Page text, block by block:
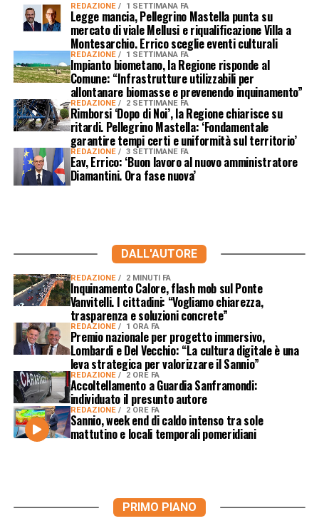
REDAZIONE 1 SETTIMANA FA
Legge mancia, Pellegrino Mastella punta su
mercato di viale Mellusi e riqualificazione Villa a
Montesarchio. Errico sceglie eventi culturali
REDAZIONE 1 SETTIMANA FA
Impianto biometano, la Regione risponde al
Comune: “Infrastrutture utilizzabili per
allontanare biomasse e prevenendo inquinamento”
REDAZIONE 2 SETTIMANE FA
Rimborsi ‘Dopo di Noi’, la Regione chiarisce su
ritardi. Pellegrino Mastella: ‘Fondamentale
garantire tempi certi e uniformità sul territorio’
REDAZIONE 3 SETTIMANE FA
Eav, Errico: ‘Buon lavoro al nuovo amministratore
Diamantini. Ora fase nuova’
DALL'AUTORE
REDAZIONE 2 MINUTI FA
Inquinamento Calore, flash mob sul Ponte
Vanvitelli. I cittadini: “Vogliamo chiarezza,
trasparenza e soluzioni concrete”
REDAZIONE 1 ORA FA
Premio nazionale per progetto immersivo,
Lombardi e Del Vecchio: “La cultura digitale è una
leva strategica per valorizzare il Sannio”
REDAZIONE 2 ORE FA
Accoltellamento a Guardia Sanframondi:
individuato il presunto autore
REDAZIONE 2 ORE FA
Sannio, week end di caldo intenso tra sole
mattutino e locali temporali pomeridiani
PRIMO PIANO